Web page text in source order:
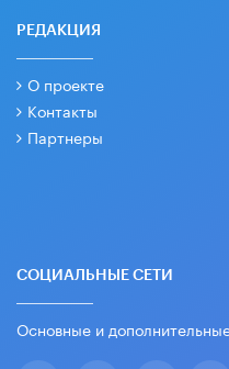
РЕДАКЦИЯ
О проекте
Контакты
Партнеры
СОЦИАЛЬНЫЕ СЕТИ
Основные и